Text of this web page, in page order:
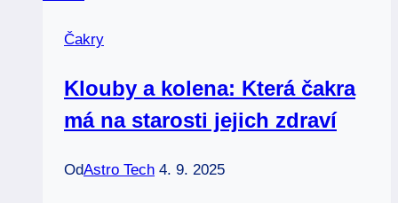
Čakry
Klouby a kolena: Která čakra
má na starosti jejich zdraví
OdAstro Tech 4. 9. 2025